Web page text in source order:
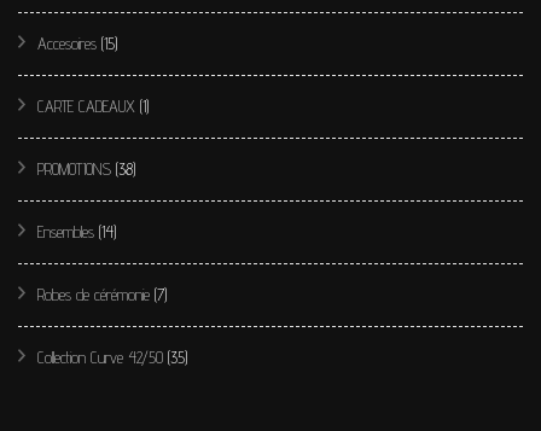
Accesoires (15)
CARTE CADEAUX (1)
PROMOTIONS (38)
Ensembles (14)
Robes de cérémonie (7)
Collection Curve 42/50 (35)